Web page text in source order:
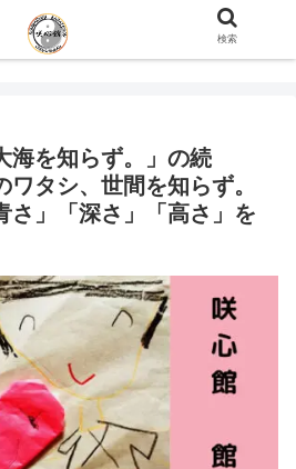
長 咲 心太郎のひとり言 blog
海を知らず。」の続
ワタシ、世間を知らず。
さ」「深さ」「高さ」を
検索